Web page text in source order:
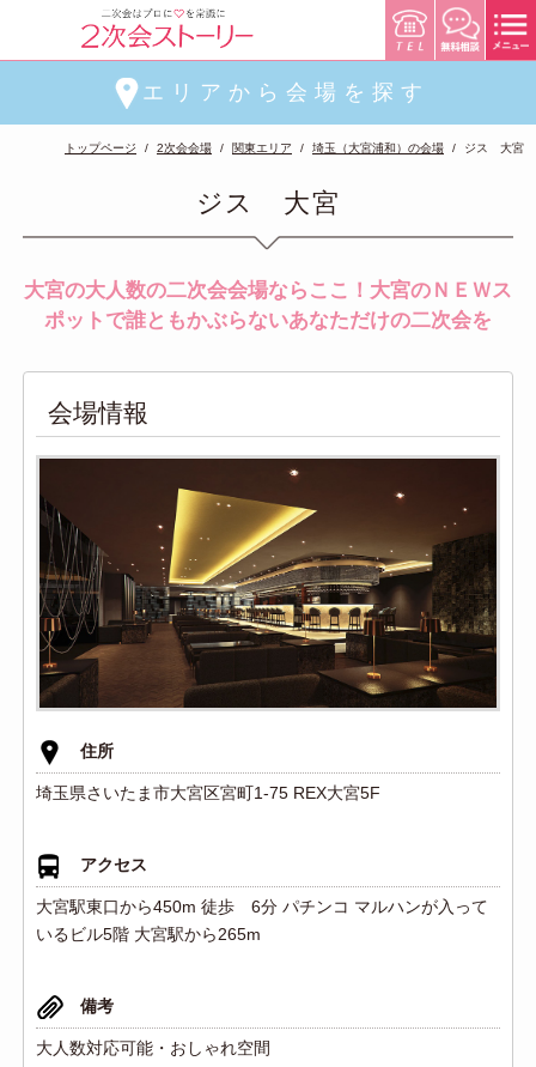
エリアから会場を探す
トップページ 2次会会場 関東エリア 埼玉（大宮浦和）の会場 ジス 大宮
ジス 大宮
大宮の大人数の二次会会場ならここ！大宮のＮＥＷス
ポットで誰ともかぶらないあなただけの二次会を
会場情報
住所
埼玉県さいたま市大宮区宮町1-75 REX大宮5F
アクセス
大宮駅東口から450m 徒歩 6分 パチンコ マルハンが入って
いるビル5階 大宮駅から265m
備考
大人数対応可能・おしゃれ空間